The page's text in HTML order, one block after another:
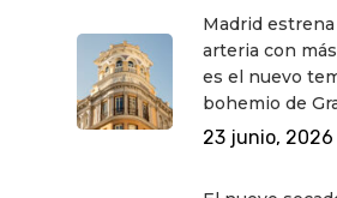
Madrid
arteria con
es el nuevo
bohemio de
23 junio, 2026